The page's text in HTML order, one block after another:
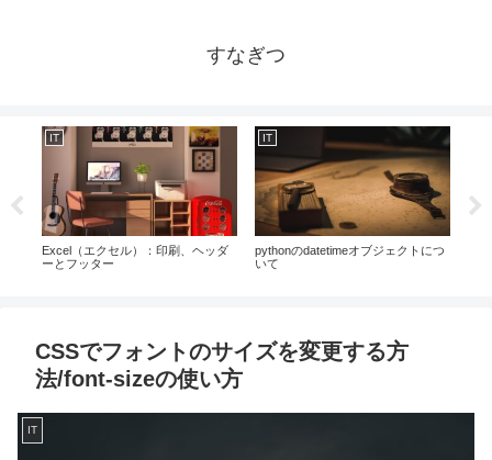
すなぎつ
IT
Excel（エクセル）：印刷、ヘッダ
ーとフッター
IT
pythonのdatetimeオブジェクトにつ
いて
CSSでフォントのサイズを変更する方
法/font-sizeの使い方
IT